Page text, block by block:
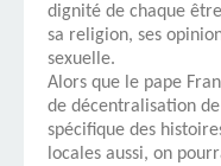
dignité de chaque
sa religion, ses
sexuelle.
Alors que le pape
de décentralisation
spécifique des
locales aussi, on